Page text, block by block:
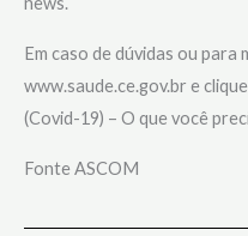
Em caso de dúvidas ou para
www.saude.ce.gov.br e
(Covid-19) – O que você
Fonte ASCOM